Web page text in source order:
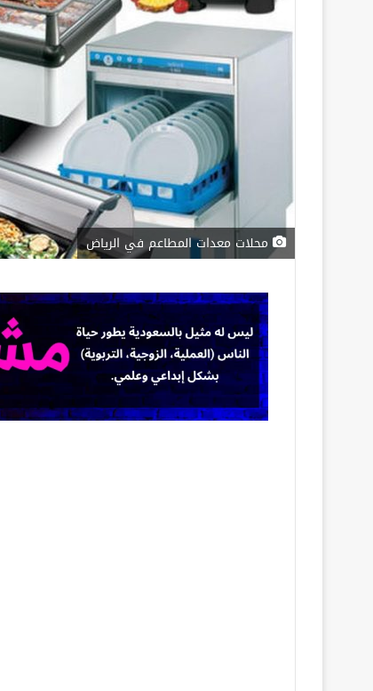
محلات معدات المطاعم في الرياض